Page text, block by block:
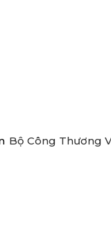
Bộ Công Thương